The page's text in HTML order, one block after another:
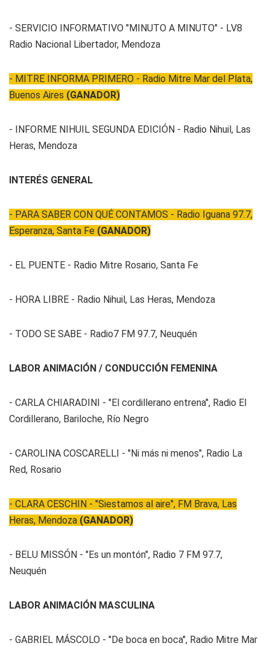
- SERVICIO INFORMATIVO "MINUTO A MINUTO" - LV8
Radio Nacional Libertador, Mendoza
- MITRE INFORMA PRIMERO - Radio Mitre Mar del Plata,
Buenos Aires (GANADOR)
- INFORME NIHUIL SEGUNDA EDICIÓN - Radio Nihuil, Las
Heras, Mendoza
INTERÉS GENERAL
- PARA SABER CON QUÉ CONTAMOS - Radio Iguana 97.7,
Esperanza, Santa Fe (GANADOR)
- EL PUENTE - Radio Mitre Rosario, Santa Fe
- HORA LIBRE - Radio Nihuil, Las Heras, Mendoza
- TODO SE SABE - Radio7 FM 97.7, Neuquén
LABOR ANIMACIÓN / CONDUCCIÓN FEMENINA
- CARLA CHIARADINI - "El cordillerano entrena", Radio El
Cordillerano, Bariloche, Río Negro
- CAROLINA COSCARELLI - "Ni más ni menos", Radio La
Red, Rosario
- CLARA CESCHIN - "Siestamos al aire", FM Brava, Las
Heras, Mendoza (GANADOR)
- BELU MISSÓN - "Es un montón", Radio 7 FM 97.7,
Neuquén
LABOR ANIMACIÓN MASCULINA
- GABRIEL MÁSCOLO - "De boca en boca", Radio Mitre Mar